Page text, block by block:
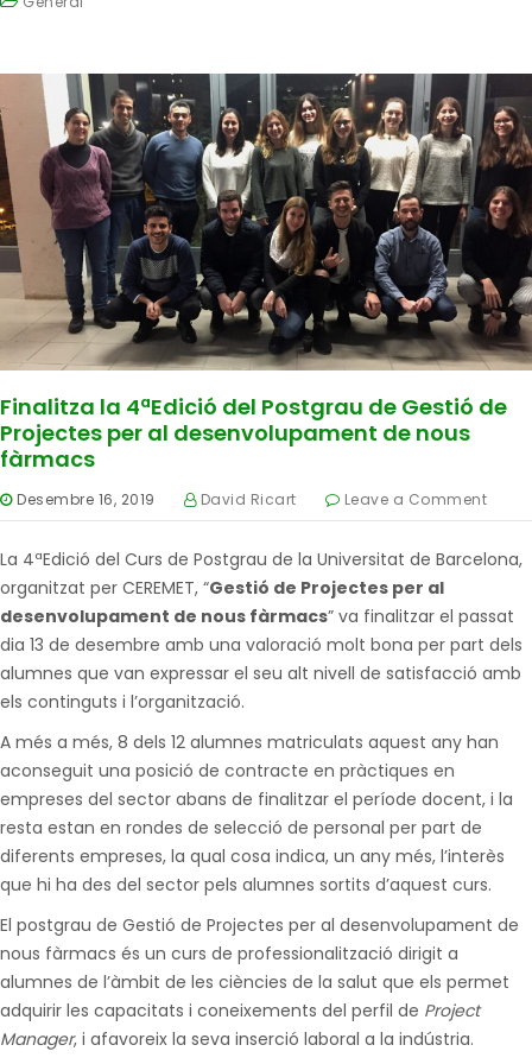
Finalitza la 4ªEdició del Postgrau de Gestió de
Projectes per al desenvolupament de nous
fàrmacs
Desembre 16, 2019 David Ricart Leave a Comment
La 4ªEdició del Curs de Postgrau de la Universitat de Barcelona,
organitzat per CEREMET, “Gestió de Projectes per al
desenvolupament de nous fàrmacs” va finalitzar el passat
dia 13 de desembre amb una valoració molt bona per part dels
alumnes que van expressar el seu alt nivell de satisfacció amb
els continguts i l’organització.
A més a més, 8 dels 12 alumnes matriculats aquest any han
aconseguit una posició de contracte en pràctiques en
empreses del sector abans de finalitzar el període docent, i la
resta estan en rondes de selecció de personal per part de
diferents empreses, la qual cosa indica, un any més, l’interès
que hi ha des del sector pels alumnes sortits d’aquest curs.
El postgrau de Gestió de Projectes per al desenvolupament de
nous fàrmacs és un curs de professionalització dirigit a
alumnes de l’àmbit de les ciències de la salut que els permet
adquirir les capacitats i coneixements del perfil de Project
Manager, i afavoreix la seva inserció laboral a la indústria.